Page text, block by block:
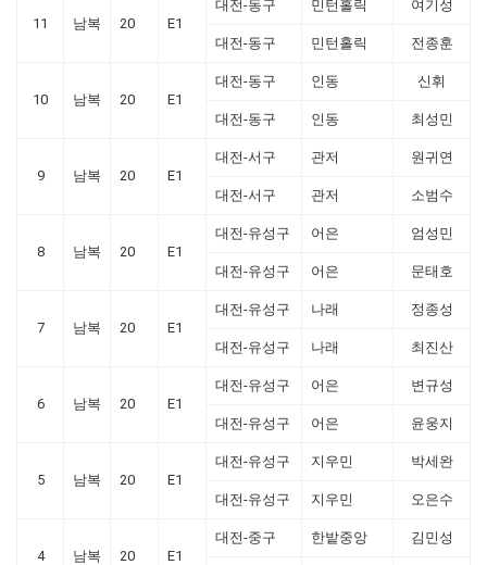
11 남복 20 E1
대전-동구 민턴홀릭 여기성
대전-동구 민턴홀릭 전종훈
10 남복 20 E1
대전-동구 인동 신휘
대전-동구 인동 최성민
9 남복 20 E1
대전-서구 관저 원귀연
대전-서구 관저 소범수
8 남복 20 E1
대전-유성구 어은 엄성민
대전-유성구 어은 문태호
7 남복 20 E1
대전-유성구 나래 정종성
대전-유성구 나래 최진산
6 남복 20 E1
대전-유성구 어은 변규성
대전-유성구 어은 윤웅지
5 남복 20 E1
대전-유성구 지우민 박세완
대전-유성구 지우민 오은수
4 남복 20 E1
대전-중구 한밭중앙 김민성